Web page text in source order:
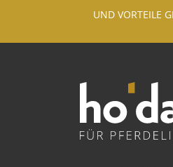
UND VORTEILE